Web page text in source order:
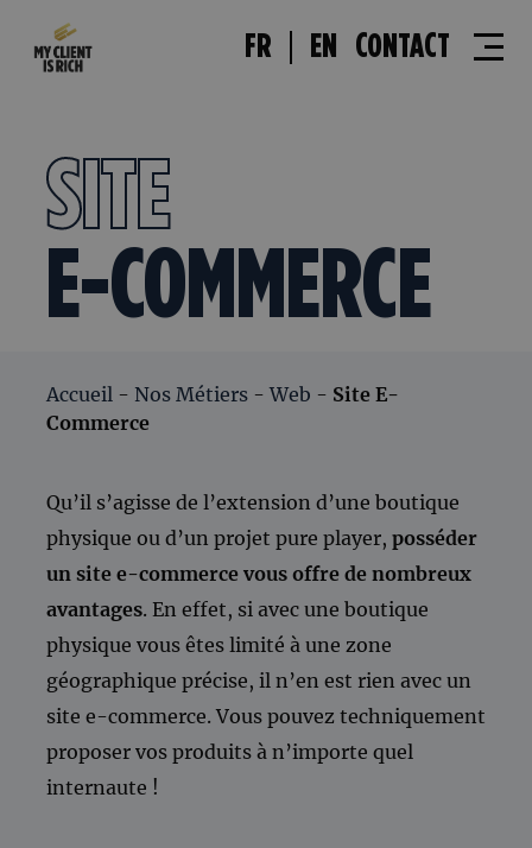
FR EN CONTACT
SITE
E-COMMERCE
Accueil - Nos Métiers -Web - Site E-
Commerce
Qu’il s’agisse de l’extension d’une boutique
physique ou d’un projet pure player, posséder
un site e-commerce vous offre de nombreux
avantages. En effet, si avec une boutique
physique vous êtes limité à une zone
géographique précise, il n’en est rien avec un
site e-commerce. Vous pouvez techniquement
proposer vos produits à n’importe quel
internaute !